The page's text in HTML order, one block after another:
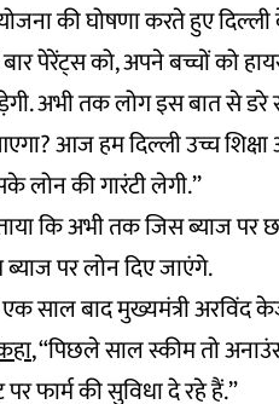
की घोषणा करते हुए दिल्ली
बार पेरेंट्स को, अपने बच्चों
अभी तक लोग इस बात से
आज हम दिल्ली उच्च
की गारंटी लेगी.’’
कि अभी तक जिस ब्याज पर
पर लोन दिए जाएंगे.
साल बाद मुख्यमंत्री अरविंद
, “पिछले साल स्कीम तो
फार्म की सुविधा दे रहे हैं.”